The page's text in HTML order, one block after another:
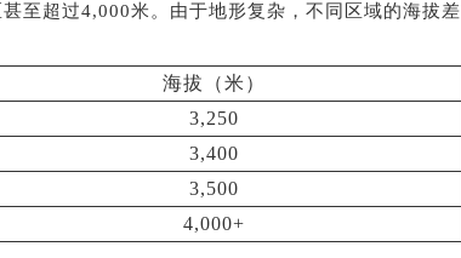
至超过4,000米。由于地形复杂，不同区域的海拔差
海拔（米）
3,250
3,400
3,500
4,000+